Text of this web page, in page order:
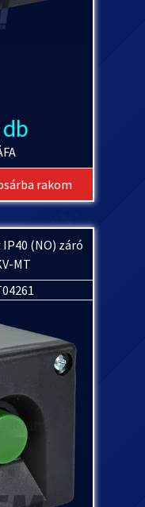
rakom
(NO) záró
MT